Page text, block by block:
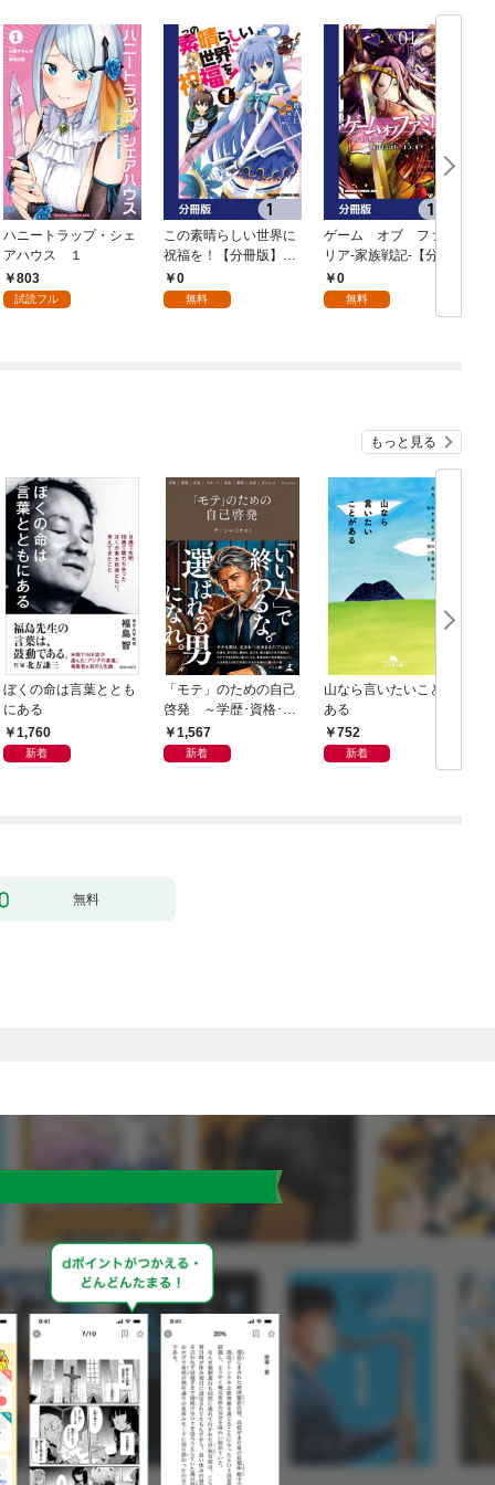
ハニートラップ・シェ
アハウス １
803
試読フル
この素晴らしい世界に
祝福を！【分冊版】
1 0
無料
ゲーム オブ ファミ
リア-家族戦記-【分冊
版】 1
0
無料
もっと見る
ぼくの命は言葉ととも
にある
1,760
新着
「モテ」のための自己
啓発 ～学歴･資格･音
楽･スポーツ･身長･整
形･美容･ダイエット･
1,567
新着
山なら言いたいことが
ある
752
新着
無料